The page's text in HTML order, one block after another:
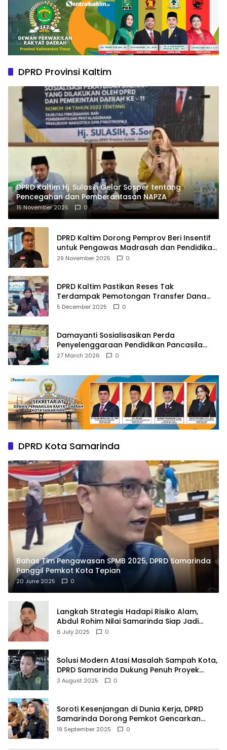
DPRD Provinsi Kaltim
DPRD Kaltim Hj. Sulasih Gelar Sosper tentang
Pencegahan dan Pemberantasan NAPZA
15 November 2025 0
DPRD Kaltim Dorong Pemprov Beri Insentif
untuk Pengawas Madrasah dan Pendidikan
Agama
29 November 2025 0
DPRD Kaltim Pastikan Reses Tak
Terdampak Pemotongan Transfer Dana
Pusat
5 December 2025 0
Damayanti Sosialisasikan Perda
Penyelenggaraan Pendidikan Pancasila
dan Wawasan Kebangsaan
27 March 2026 0
DPRD Kota Samarinda
Bahas Tim Pengawasan SPMB 2025, DPRD Samarinda
Panggil Pemkot Kota Tepian
20 June 2025 0
Langkah Strategis Hadapi Risiko Alam,
Abdul Rohim Nilai Samarinda Siap Jadi
Pusat Logistik Bencana Kalimantan
6 July 2025 0
Solusi Modern Atasi Masalah Sampah Kota,
DPRD Samarinda Dukung Penuh Proyek
PLTSA
3 August 2025 0
Soroti Kesenjangan di Dunia Kerja, DPRD
Samarinda Dorong Pemkot Gencarkan
Pemberdayaan Perempuan
19 September 2025 0